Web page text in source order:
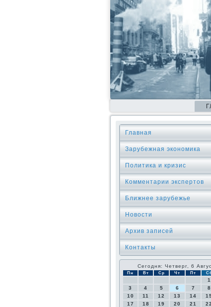
Главная
Зарубежная экономика
Политика и кризис
Комментарии экспертов
Ближнее зарубежье
Новости
Архив записей
Контакты
Сегодня: Четверг, 6
Пн Вт Ср Чт Пт
1
3
4 5 6 7 8
10
11 12 13 14
17
18 19 20 21 22